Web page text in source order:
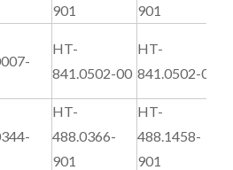
901
901
HT-
841.0502-00
HT-
841.0502-00
HT-
488.0366-
901
HT-
488.1458-
901